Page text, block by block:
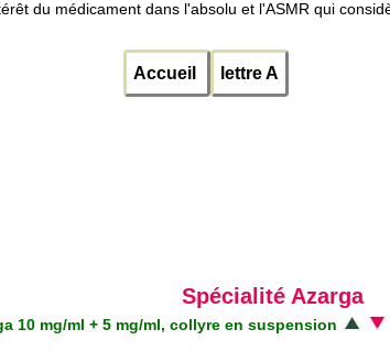
du médicament dans l'absolu et l'ASMR qui
Accueil lettre A
Spécialité Azarga
10 mg/ml + 5 mg/ml, collyre en suspension